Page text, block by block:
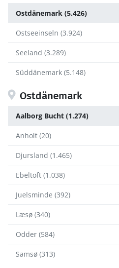
Ostdänemark (5.426)
Ostseeinseln (3.924)
Seeland (3.289)
Süddänemark (5.148)
Ostdänemark
Aalborg Bucht (1.274)
Anholt (20)
Djursland (1.465)
Ebeltoft (1.038)
Juelsminde (392)
Læsø (340)
Odder (584)
Samsø (313)